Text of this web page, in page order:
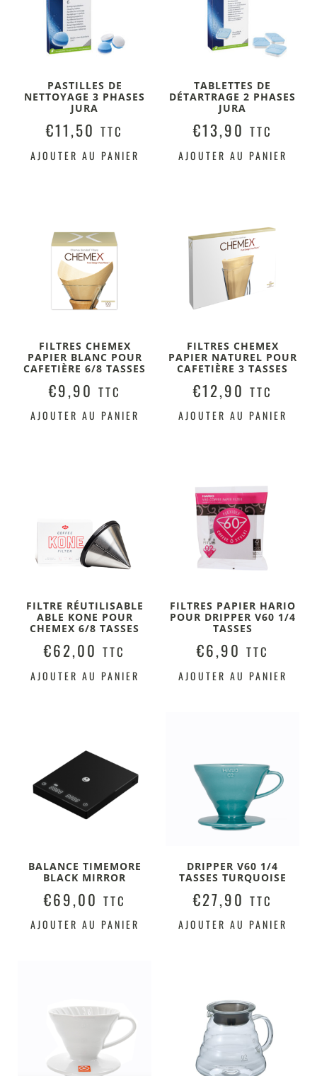
PASTILLES DE
NETTOYAGE 3 PHASES
JURA
€11,50 TTC
AJOUTER AU PANIER
TABLETTES DE
DÉTARTRAGE 2 PHASES
JURA
€13,90 TTC
AJOUTER AU PANIER
FILTRES CHEMEX
PAPIER BLANC POUR
CAFETIÈRE 6/8 TASSES
€9,90 TTC
AJOUTER AU PANIER
FILTRES CHEMEX
PAPIER NATUREL POUR
CAFETIÈRE 3 TASSES
€12,90 TTC
AJOUTER AU PANIER
FILTRE RÉUTILISABLE
ABLE KONE POUR
CHEMEX 6/8 TASSES
€62,00 TTC
AJOUTER AU PANIER
FILTRES PAPIER HARIO
POUR DRIPPER V60 1/4
TASSES
€6,90 TTC
AJOUTER AU PANIER
BALANCE TIMEMORE
BLACK MIRROR
€69,00 TTC
AJOUTER AU PANIER
DRIPPER V60 1/4
TASSES TURQUOISE
€27,90 TTC
AJOUTER AU PANIER